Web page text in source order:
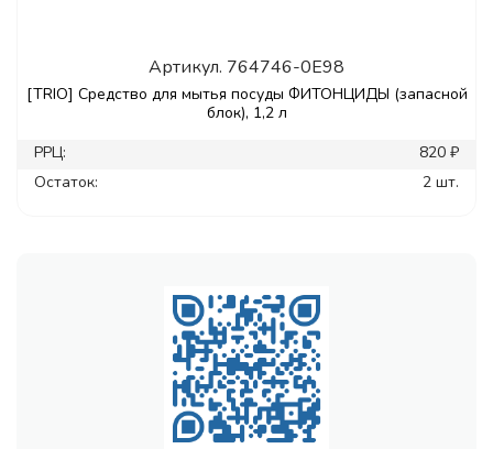
Артикул. 764746-0E98
[TRIO] Средство для мытья посуды ФИТОНЦИДЫ (запасной
блок), 1,2 л
РРЦ:
820 ₽
Остаток:
2 шт.